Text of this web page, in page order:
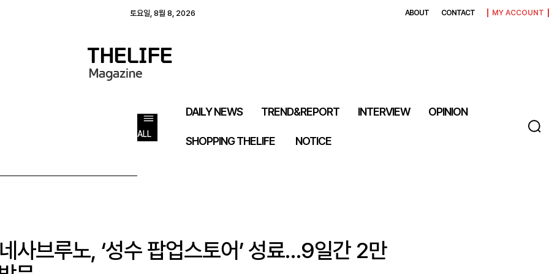
토요일, 8월 8, 2026 ABOUT CONTACT MY ACCOUNT
ALL
DAILY NEWS TREND&REPORT INTERVIEW OPINION
SHOPPING THELIFE NOTICE
사브루노, ‘성수 팝업스토어’ 성료…9일간 2만